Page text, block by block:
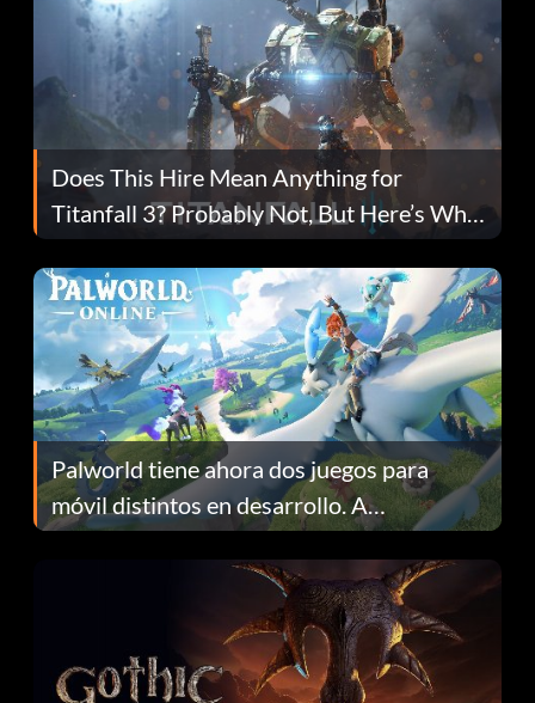
Does This Hire Mean Anything for
Titanfall 3? Probably Not, But Here’s Why
Fans Are Hopeful
Palworld tiene ahora dos juegos para
móvil distintos en desarrollo. A
continuación te explicamos por qué.